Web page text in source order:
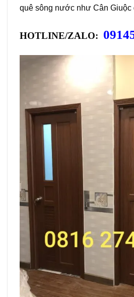
quê sông nước như Cân Giuộc
HOTLINE/ZALO: